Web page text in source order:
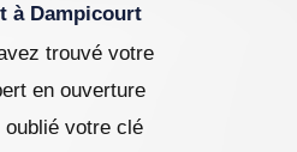
à Dampicourt
trouvé votre
en ouverture
votre clé